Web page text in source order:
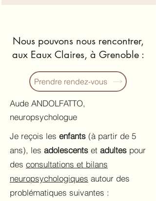
Nous pouvons nous rencontrer,
aux Eaux Claires, à Grenoble :
Prendre rendez-vous
Aude ANDOLFATTO,
neuropsychologue
Je reçois les enfants (à partir de 5
ans), les adolescents et adultes pour
des consultations et bilans
neuropsychologiques autour des
problématiques suivantes :